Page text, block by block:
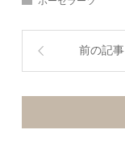
前の記事